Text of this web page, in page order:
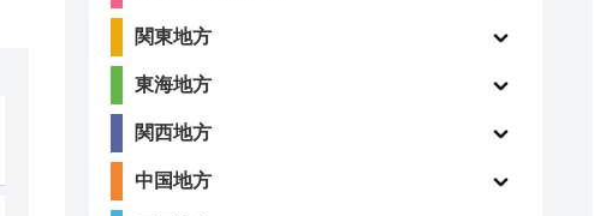
関東地方
東海地方
関西地方
中国地方